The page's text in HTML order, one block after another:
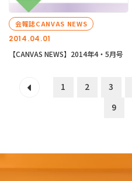
2014.04.01
会報誌CANVAS NEWS
【CANVAS NEWS】2014年4・5月号
1 2 3
9